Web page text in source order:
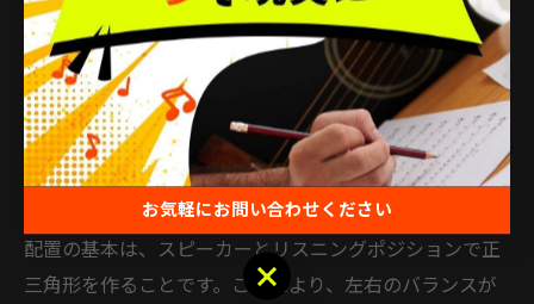
DTMスピーカーの配置は、音楽制作のクオリティを大き
く左右する要素です。正しい配置を意識することで、原
音に忠実なモニタリングが可能となり、ミックスやアレ
ンジの精度も向上します。特に自宅環境では部屋の広さ
や形状、家具の配置などによる音の反射や吸収の影響を
受けやすいため、適切なスピーカー配置が不可欠です。
配置の基本は、スピーカーとリスニングポジションで正
三角形を作ることです。これにより、左右のバランスが
お気軽にお問い合わせください
お気軽にお問い合わせください